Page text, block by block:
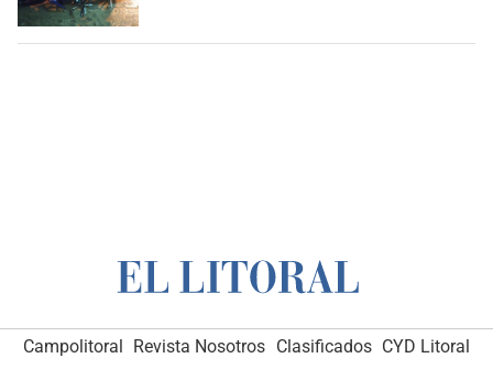
Campolitoral Revista Nosotros Clasificados CYD Litoral